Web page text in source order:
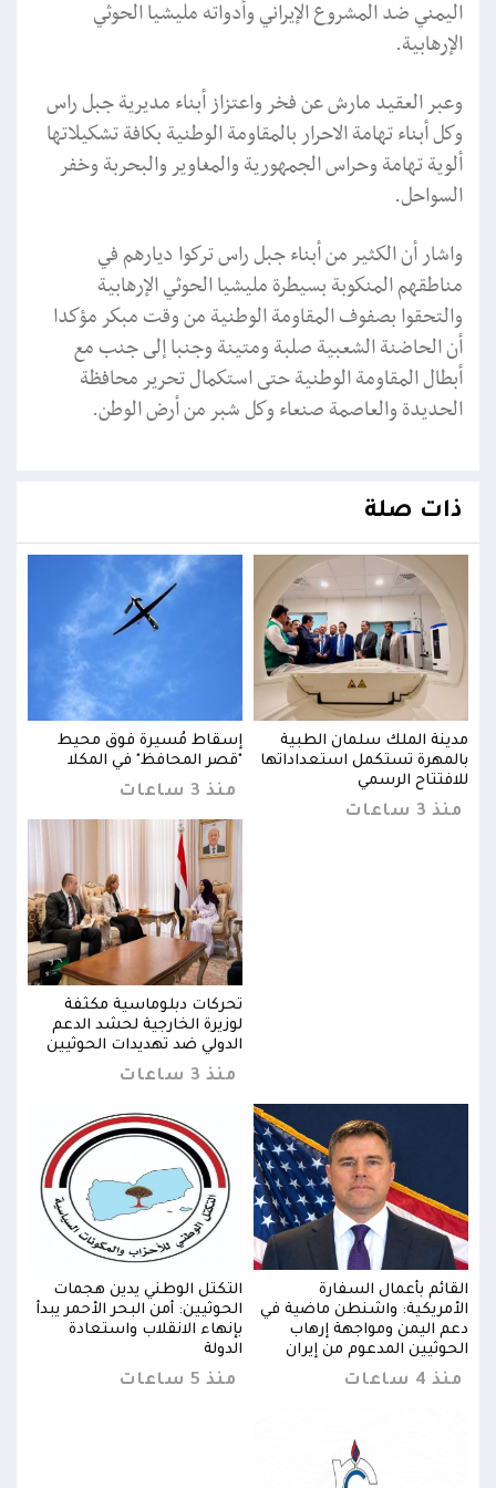
اليمني ضد المشروع الإيراني وأدواته مليشيا الحوثي
الإرهابية.
وعبر العقيد مارش عن فخر واعتزاز أبناء مديرية جبل راس
وكل أبناء تهامة الاحرار بالمقاومة الوطنية بكافة تشكيلاتها
ألوية تهامة وحراس الجمهورية والمغاوير والبحربة وخفر
السواحل.
واشار أن الكثير من أبناء جبل راس تركوا ديارهم في
مناطقهم المنكوبة بسيطرة مليشيا الحوثي الإرهابية
والتحقوا بصفوف المقاومة الوطنية من وقت مبكر مؤكدا
أن الحاضنة الشعبية صلبة ومتينة وجنبا إلى جنب مع
أبطال المقاومة الوطنية حتى استكمال تحرير محافظة
الحديدة والعاصمة صنعاء وكل شبر من أرض الوطن.
ذات صلة
مدينة الملك سلمان الطبية
بالمهرة تستكمل استعداداتها
للافتتاح الرسمي
منذ 3 ساعات
إسقاط مُسيرة فوق محيط
"قصر المحافظ" في المكلا
منذ 3 ساعات
تحركات دبلوماسية مكثفة
لوزيرة الخارجية لحشد الدعم
الدولي ضد تهديدات الحوثيين
منذ 3 ساعات
القائم بأعمال السفارة
الأمريكية: واشنطن ماضية في
دعم اليمن ومواجهة إرهاب
الحوثيين المدعوم من إيران
منذ 4 ساعات
التكتل الوطني يدين هجمات
الحوثيين: أمن البحر الأحمر يبدأ
بإنهاء الانقلاب واستعادة
الدولة
منذ 5 ساعات